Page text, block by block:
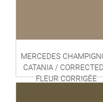
MERCEDES
CATANIA /
FLEUR CORRIGÉE